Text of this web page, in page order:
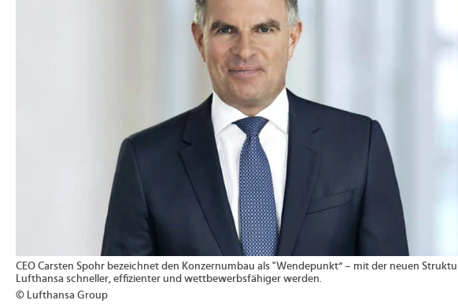
CEO Carsten Spohr bezeichnet den Konzernumbau als "Wendepunkt“ – mit der neuen
Lufthansa schneller, effizienter und wettbewerbsfähiger werden.
© Lufthansa Group